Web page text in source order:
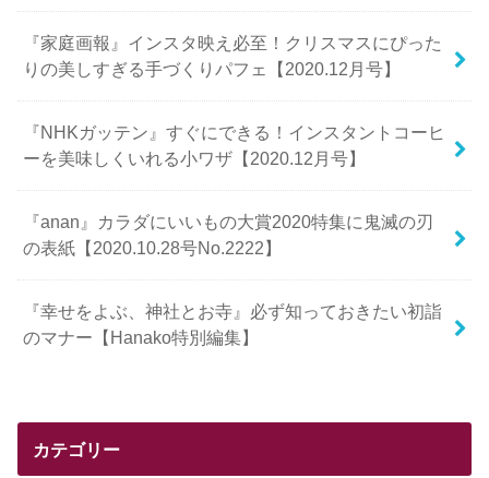
『家庭画報』インスタ映え必至！クリスマスにぴった
りの美しすぎる手づくりパフェ【2020.12月号】
『NHKガッテン』すぐにできる！インスタントコーヒ
ーを美味しくいれる小ワザ【2020.12月号】
『anan』カラダにいいもの大賞2020特集に鬼滅の刃
の表紙【2020.10.28号No.2222】
『幸せをよぶ、神社とお寺』必ず知っておきたい初詣
のマナー【Hanako特別編集】
カテゴリー